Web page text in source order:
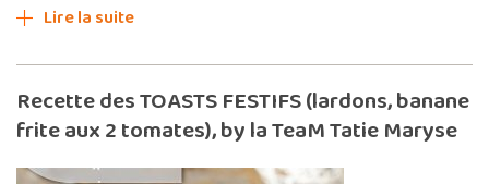
Lire la suite
Recette des TOASTS FESTIFS (lardons, banane
frite aux 2 tomates), by la TeaM Tatie Maryse